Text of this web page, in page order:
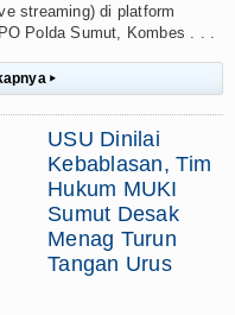
streaming) di platform
Polda Sumut, Kombes . . .
▸
USU Dinilai
Kebablasan, Tim
Hukum MUKI
Sumut Desak
Menag Turun
Tangan Urus